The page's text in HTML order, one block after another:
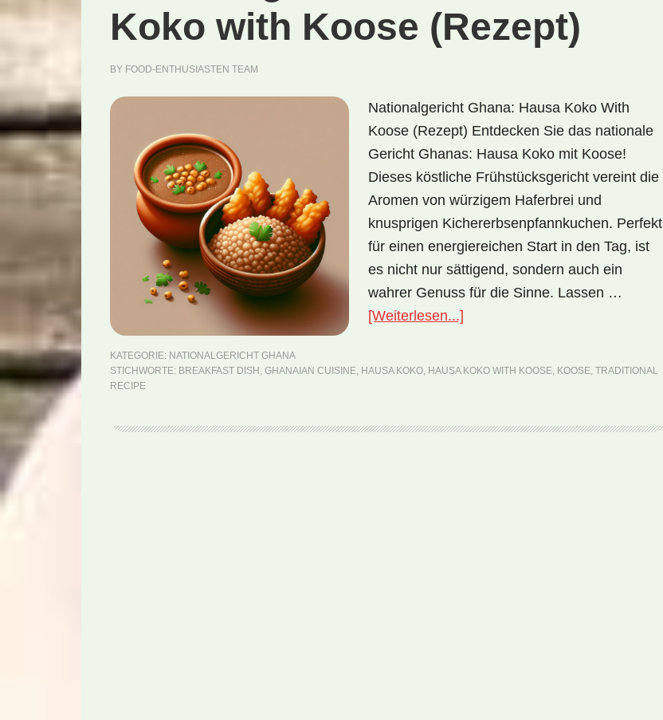
Koko with Koose (Rezept)
BY FOOD-ENTHUSIASTEN TEAM
Nationalgericht Ghana: Hausa Koko With
Koose (Rezept) Entdecken Sie das nationale
Gericht Ghanas: Hausa Koko mit Koose!
Dieses köstliche Frühstücksgericht vereint die
Aromen von würzigem Haferbrei und
knusprigen Kichererbsenpfannkuchen. Perfekt
für einen energiereichen Start in den Tag, ist
es nicht nur sättigend, sondern auch ein
wahrer Genuss für die Sinne. Lassen …
[Weiterlesen...]
Koose
KATEGORIE: NATIONALGERICHT GHANA
STICHWORTE: BREAKFAST DISH , GHANAIAN CUISINE, HAUSA KOKO, HAUSA KOKO WITH KOOSE, KOOSE, TRADITIONAL
RECIPE